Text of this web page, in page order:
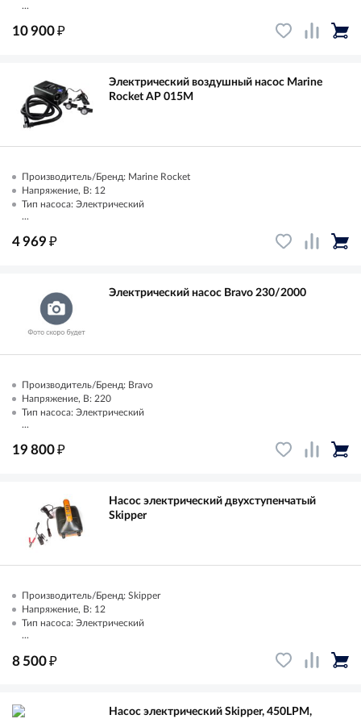
...
10 900₽
Электрический воздушный насос Marine
Rocket AP 015M
Производитель/Бренд: Marine Rocket
Напряжение, В: 12
Тип насоса: Электрический
...
4 969₽
Электрический насос Bravo 230/2000
Производитель/Бренд: Bravo
Напряжение, В: 220
Тип насоса: Электрический
...
19 800₽
Насос электрический двухступенчатый
Skipper
Производитель/Бренд: Skipper
Напряжение, В: 12
Тип насоса: Электрический
...
8 500₽
Насос электрический Skipper, 450LPM,